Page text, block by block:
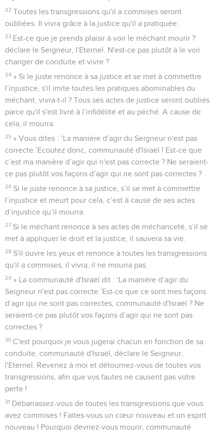
22 Toutes les transgressions qu'il a commises seront
oubliées. Il vivra grâce à la justice qu'il a pratiquée.
23 Est-ce que je prends plaisir à voir le méchant mourir ?
déclare le Seigneur, l'Eternel. N'est-ce pas plutôt à le voir
changer de conduite et vivre ?
24 » Si le juste renonce à sa justice et se met à commettre
l’injustice, s'il imite toutes les pratiques abominables du
méchant, vivra-t-il ? Tous ses actes de justice seront oubliés
parce qu'il s'est livré à l’infidélité et au péché. A cause de
cela, il mourra.
25 » Vous dites : ‘La manière d’agir du Seigneur n'est pas
correcte.’Ecoutez donc, communauté d'Israël ! Est-ce que
c’est ma manière d’agir qui n'est pas correcte ? Ne seraient-
ce pas plutôt vos façons d’agir qui ne sont pas correctes ?
26 Si le juste renonce à sa justice, s’il se met à commettre
l’injustice et meurt pour cela, c’est à cause de ses actes
d’injustice qu’il mourra.
27 Si le méchant renonce à ses actes de méchanceté, s’il se
met à appliquer le droit et la justice, il sauvera sa vie.
28 S'il ouvre les yeux et renonce à toutes les transgressions
qu'il a commises, il vivra, il ne mourra pas.
29 » La communauté d'Israël dit : ‘La manière d’agir du
Seigneur n'est pas correcte.’Est-ce que ce sont mes façons
d’agir qui ne sont pas correctes, communauté d'Israël ? Ne
seraient-ce pas plutôt vos façons d’agir qui ne sont pas
correctes ?
30 C'est pourquoi je vous jugerai chacun en fonction de sa
conduite, communauté d'Israël, déclare le Seigneur,
l'Eternel. Revenez à moi et détournez-vous de toutes vos
transgressions, afin que vos fautes ne causent pas votre
perte !
31 Débarrassez-vous de toutes les transgressions que vous
avez commises ! Faites-vous un cœur nouveau et un esprit
nouveau ! Pourquoi devriez-vous mourir, communauté